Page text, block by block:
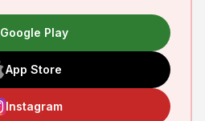
Google Play
App Store
Instagram